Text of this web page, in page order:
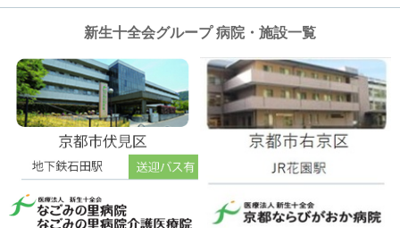
新生十全会グループ 病院・施設一覧